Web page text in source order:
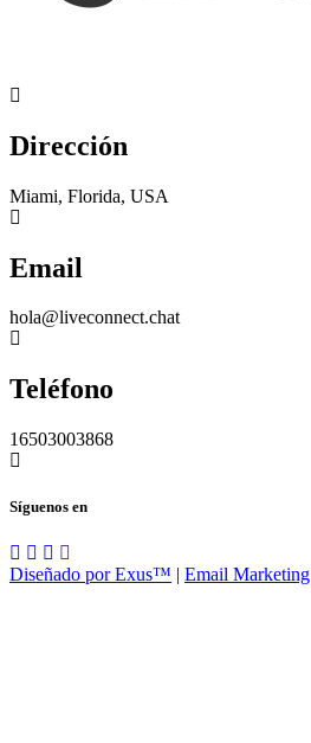
Dirección
Miami, Florida, USA
Email
hola@liveconnect.chat
Teléfono
16503003868
Síguenos en
Diseñado por Exus™ | Email Marketing